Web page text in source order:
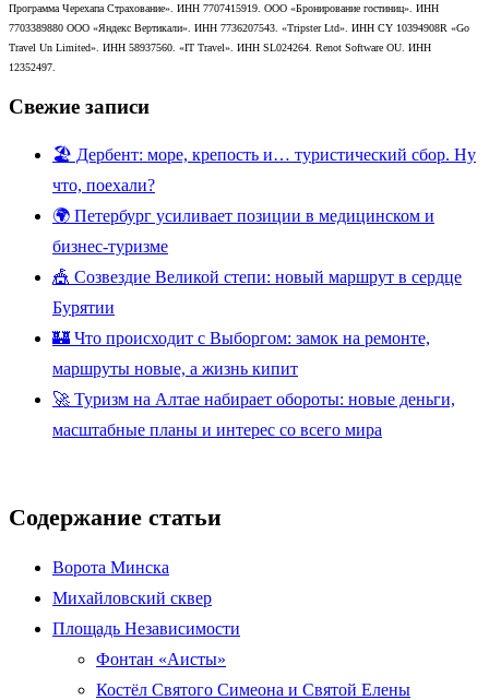
Программа Черехапа Страхование». ИНН 7707415919. ООО «Бронирование гостиниц». ИНН
7703389880 ООО «Яндекс Вертикали». ИНН 7736207543. «Tripster Ltd». ИНН CY 10394908R «Go
Travel Un Limited». ИНН 58937560. «IT Travel». ИНН SL024264. Renot Software OU. ИНН
12352497.
Свежие записи
🏖️ Дербент: море, крепость и… туристический сбор. Ну
что, поехали?
🌍 Петербург усиливает позиции в медицинском и
бизнес-туризме
🎪 Созвездие Великой степи: новый маршрут в сердце
Бурятии
🏰 Что происходит с Выборгом: замок на ремонте,
маршруты новые, а жизнь кипит
🚀 Туризм на Алтае набирает обороты: новые деньги,
масштабные планы и интерес со всего мира
Содержание статьи
Ворота Минска
Михайловский сквер
Площадь Независимости
Фонтан «Аисты»
Костёл Святого Симеона и Святой Елены